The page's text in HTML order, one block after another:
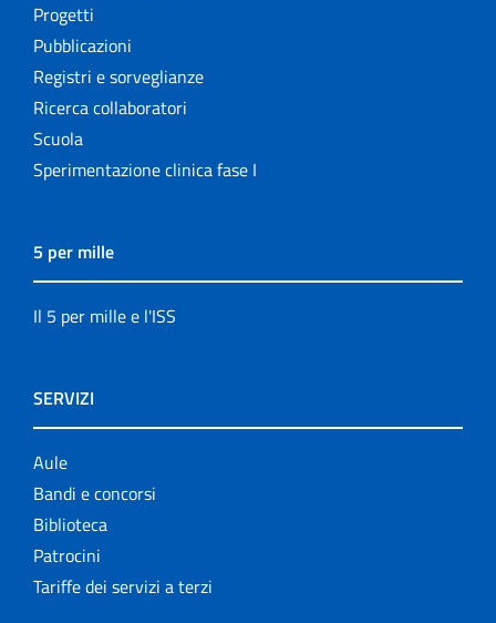
Progetti
Pubblicazioni
Registri e sorveglianze
Ricerca collaboratori
Scuola
Sperimentazione clinica fase I
5 per mille
Il 5 per mille e l'ISS
SERVIZI
Aule
Bandi e concorsi
Biblioteca
Patrocini
Tariffe dei servizi a terzi